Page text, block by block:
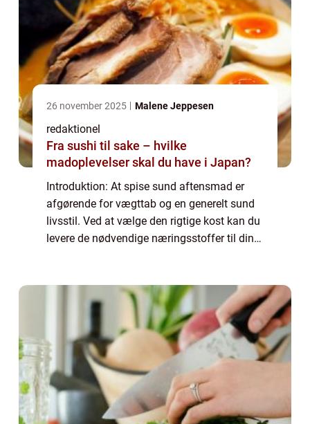
26 november 2025 Malene Jeppesen
redaktionel
Fra sushi til sake – hvilke
madoplevelser skal du have i Japan?
Introduktion: At spise sund aftensmad er
afgørende for vægttab og en generelt sund
livsstil. Ved at vælge den rigtige kost kan du
levere de nødvendige næringsstoffer til din